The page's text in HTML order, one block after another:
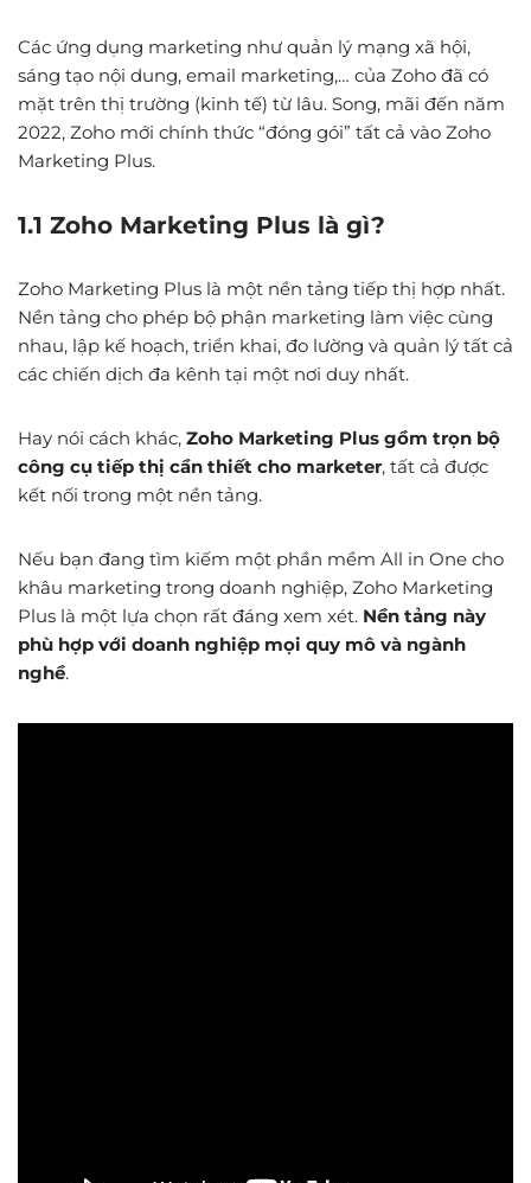
Các ứng dụng marketing như quản lý mạng xã hội,
sáng tạo nội dung, email marketing,… của Zoho đã có
mặt trên thị trường (kinh tế) từ lâu. Song, mãi đến năm
2022, Zoho mới chính thức “đóng gói” tất cả vào Zoho
Marketing Plus.
1.1 Zoho Marketing Plus là gì?
Zoho Marketing Plus là một nền tảng tiếp thị hợp nhất.
Nền tảng cho phép bộ phận marketing làm việc cùng
nhau, lập kế hoạch, triển khai, đo lường và quản lý tất cả
các chiến dịch đa kênh tại một nơi duy nhất.
Hay nói cách khác, Zoho Marketing Plus gồm trọn bộ
công cụ tiếp thị cần thiết cho marketer, tất cả được
kết nối trong một nền tảng.
Nếu bạn đang tìm kiếm một phần mềm All in One cho
khâu marketing trong doanh nghiệp, Zoho Marketing
Plus là một lựa chọn rất đáng xem xét. Nền tảng này
phù hợp với doanh nghiệp mọi quy mô và ngành
nghề.